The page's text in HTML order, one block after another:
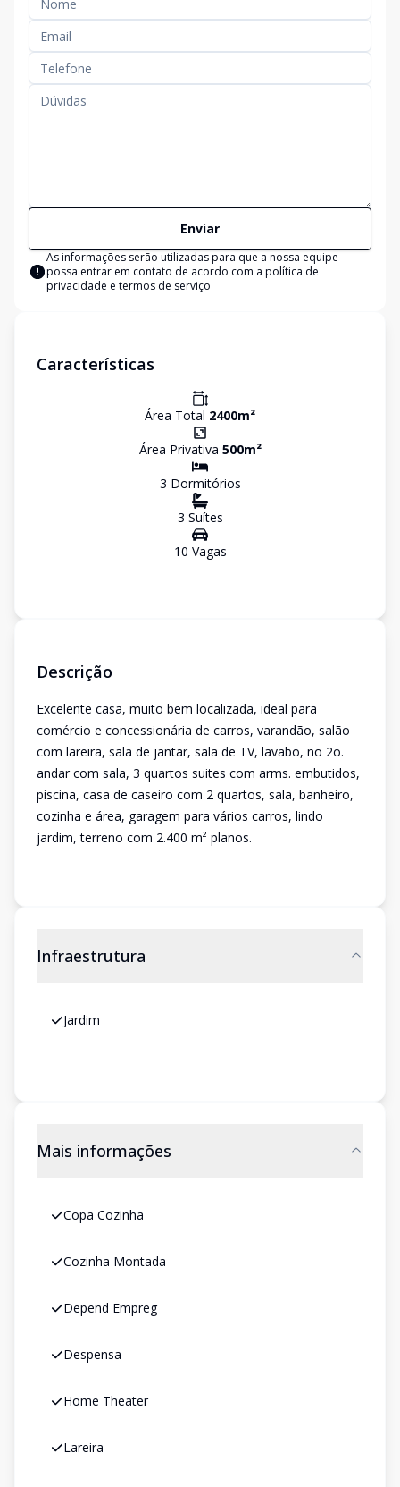
Enviar
As informações serão utilizadas para que a nossa equipe
possa entrar em contato de acordo com a política de
privacidade e termos de serviço
Características
Área Total 2400m²
Área Privativa 500m²
3 Dormitórios
3 Suítes
10 Vagas
Descrição
Excelente casa, muito bem localizada, ideal para
comércio e concessionária de carros, varandão, salão
com lareira, sala de jantar, sala de TV, lavabo, no 2o.
andar com sala, 3 quartos suites com arms. embutidos,
piscina, casa de caseiro com 2 quartos, sala, banheiro,
cozinha e área, garagem para vários carros, lindo
jardim, terreno com 2.400 m² planos.
Infraestrutura
Jardim
Mais informações
Copa Cozinha
Cozinha Montada
Depend Empreg
Despensa
Home Theater
Lareira